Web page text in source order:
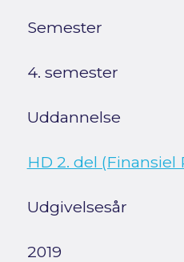
Semester
4. semester
Uddannelse
HD 2. del (Finansiel
Udgivelsesår
2019